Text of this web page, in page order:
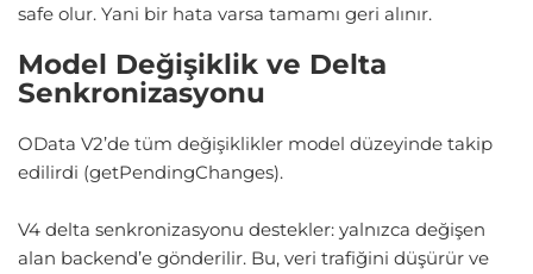
safe olur. Yani bir hata varsa tamamı geri alınır.
Model Değişiklik ve Delta
Senkronizasyonu
OData V2’de tüm değişiklikler model düzeyinde takip
edilirdi (getPendingChanges).
V4 delta senkronizasyonu destekler: yalnızca değişen
alan backend’e gönderilir. Bu, veri trafiğini düşürür ve